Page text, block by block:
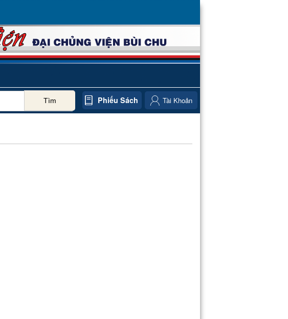
Tìm Phiếu Sách Tài Khoản